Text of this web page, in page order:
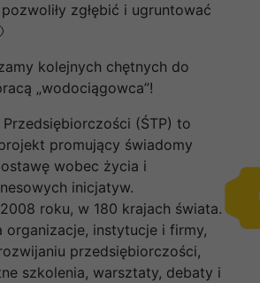
zgłębić i ugruntować
kolejnych chętnych do
„wodociągowca”!
(ŚTP) to
promujący świadomy
wobec życia i
inicjatyw.
roku, w 180 krajach świata.
organizacje, instytucje i firmy,
przedsiębiorczości,
szkolenia, warsztaty, debaty i